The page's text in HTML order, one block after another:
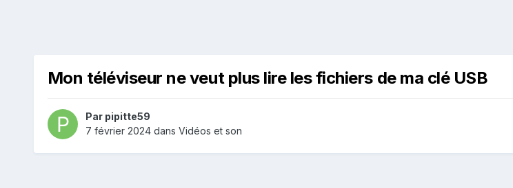
Mon téléviseur ne veut plus lire les fichiers de ma clé USB
Par pipitte59
7 février 2024dans Vidéos et son